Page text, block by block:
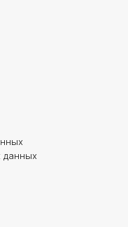
данных